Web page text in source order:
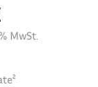
MwSt.